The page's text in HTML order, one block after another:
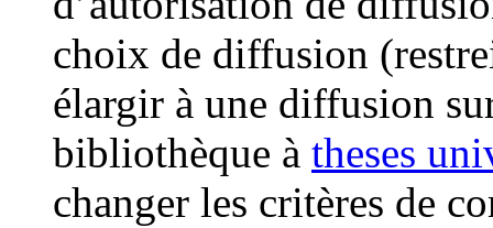
choix de diffusion
élargir à une diffusion
bibliothèque à theses
changer les critères de